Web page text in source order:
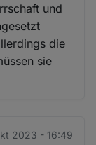
und
die
sie
2023 - 16:49